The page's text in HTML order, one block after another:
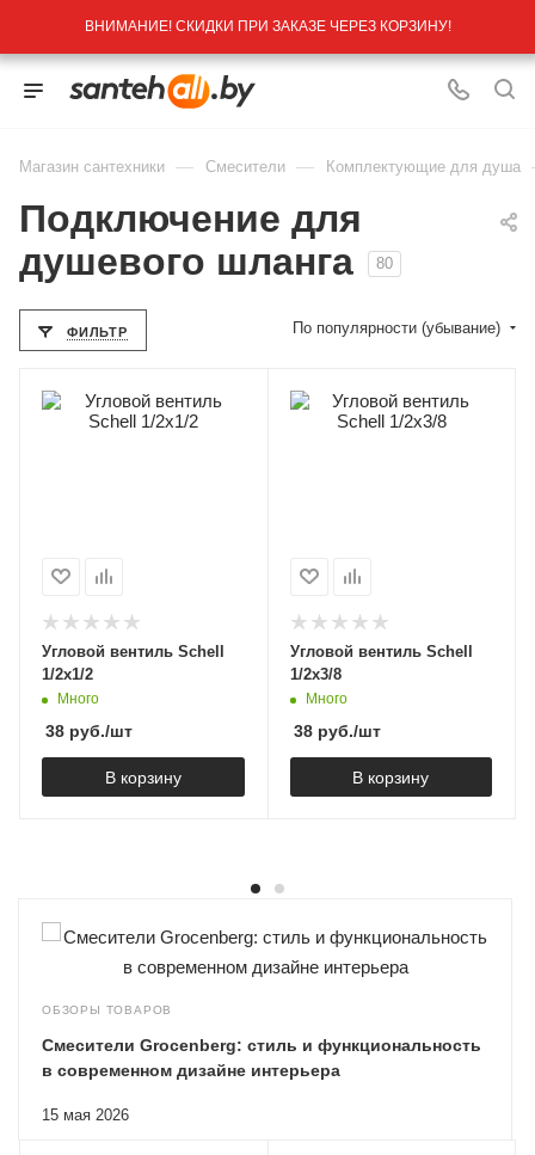
ВНИМАНИЕ! СКИДКИ ПРИ ЗАКАЗЕ ЧЕРЕЗ КОРЗИНУ!
Магазин сантехники — Смесители — Комплектующие для душа
Подключение для
душевого шланга
80
ФИЛЬТР По популярности (убывание)
Угловой вентиль Schell
1/2х1/2
Много
38 руб./шт
В корзину
Угловой вентиль Schell
1/2х3/8
Много
38руб./шт
В корзину
ОБЗОРЫ ТОВАРОВ
15 мая 2026
Смесители Grocenberg: стиль и функциональность
в современном дизайне интерьера